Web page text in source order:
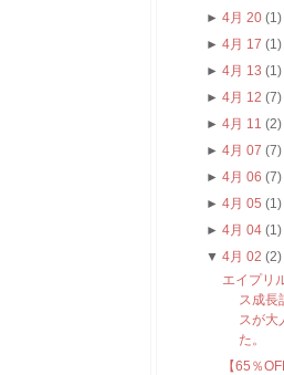
► 4月 20 (1)
► 4月 17 (1)
► 4月 13 (1)
► 4月 12 (7)
► 4月 11 (2)
► 4月 07 (7)
► 4月 06 (7)
► 4月 05 (1)
► 4月 04 (1)
▼ 4月 02 (2)
エイプリ
ス成長
スが大
た。
【65％